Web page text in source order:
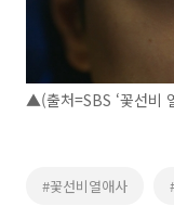
▲(출처=SBS ‘꽃선비
#꽃선비열애사